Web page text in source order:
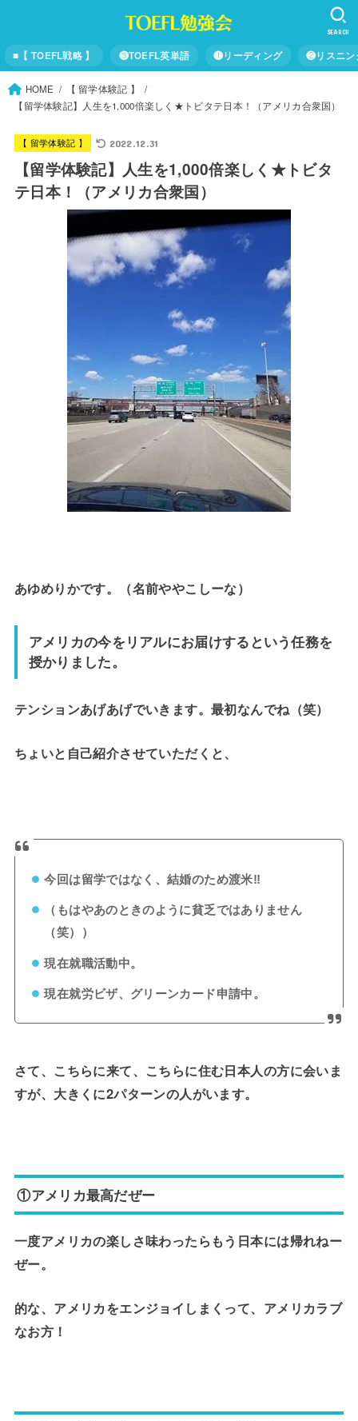
■【 TOEFL戦略 】 ❺TOEFL英単語 ❶リーディング ❷リスニン
SEARCH
HOME
【 留学体験記 】
【留学体験記】人生を1,000倍楽しく★トビタテ日本！（アメリカ合衆国）
【 留学体験記 】 2022.12.31
【留学体験記】人生を1,000倍楽しく★トビタ
テ日本！（アメリカ合衆国）
あゆめりかです。（名前ややこしーな）
アメリカの今をリアルにお届けするという任務を
授かりました。
テンションあげあげでいきます。最初なんでね（笑）
ちょいと自己紹介させていただくと、
今回は留学ではなく、結婚のため渡米‼
（もはやあのときのように貧乏ではありません
（笑））
現在就職活動中。
現在就労ビザ、グリーンカード申請中。
さて、こちらに来て、こちらに住む日本人の方に会いま
すが、大きくに2パターンの人がいます。
①アメリカ最高だぜー
一度アメリカの楽しさ味わったらもう日本には帰れねー
ぜー。
的な、アメリカをエンジョイしまくって、アメリカラブ
なお方！